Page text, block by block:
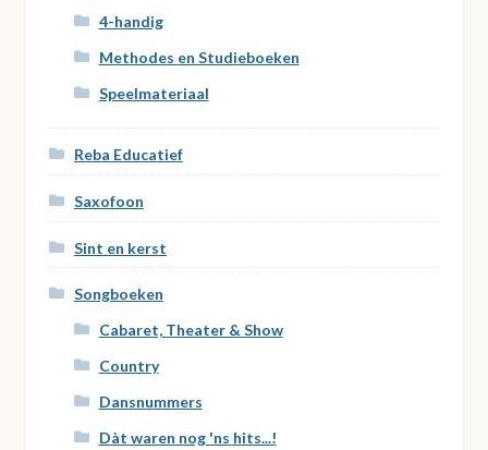
4-handig
Methodes en Studieboeken
Speelmateriaal
Reba Educatief
Saxofoon
Sint en kerst
Songboeken
Cabaret, Theater & Show
Country
Dansnummers
Dàt waren nog 'ns hits...!